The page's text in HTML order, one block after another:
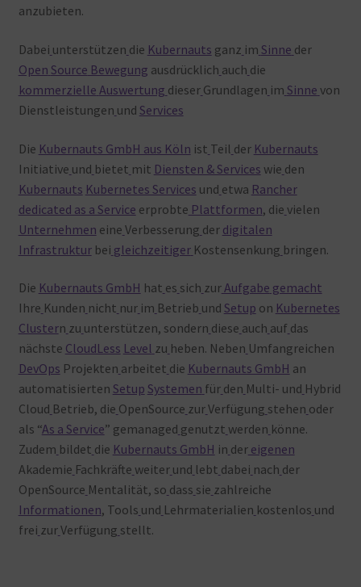
anzubieten.
Dabei unterstützen die Kubernauts ganz im Sinne der
Open Source Bewegung ausdrücklich auch die
kommerzielle Auswertung dieser Grundlagen im Sinne von
Dienstleistungen und Services
Die Kubernauts GmbH aus Köln ist Teil der Kubernauts
Initiative und bietet mit Diensten & Services wie den
Kubernauts Kubernetes Services und etwa Rancher
dedicated as a Service erprobte Plattformen, die vielen
Unternehmen eine Verbesserung der digitalen
Infrastrukturbei gleichzeitiger Kostensenkung bringen.
Die Kubernauts GmbH hat es sich zurAufgabe gemacht
Ihre Kunden nicht nur im Betrieb und Setup on Kubernetes
Clustern zu unterstützen, sondern diese auch auf das
nächste CloudLess Level zu heben. Neben Umfangreichen
DevOps Projekten arbeitet die Kubernauts GmbH an
automatisierten Setup Systemen für den Multi- und Hybrid
Cloud Betrieb, die OpenSource zurVerfügung stehen oder
als “As a Service” gemanaged genutzt werden könne.
Zudem bildet die Kubernauts GmbH in dereigenen
Akademie Fachkräfte weiter und lebt dabei nach der
OpenSource Mentalität, so dass sie zahlreiche
Informationen, Tools und Lehrmaterialien kostenlos und
frei zurVerfügung stellt.